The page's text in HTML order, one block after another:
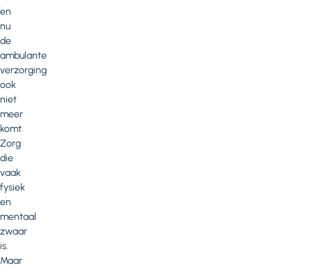
en
nu
de
ambulante
verzorging
ook
niet
meer
komt.
Zorg
die
vaak
fysiek
en
mentaal
zwaar
is.
Maar